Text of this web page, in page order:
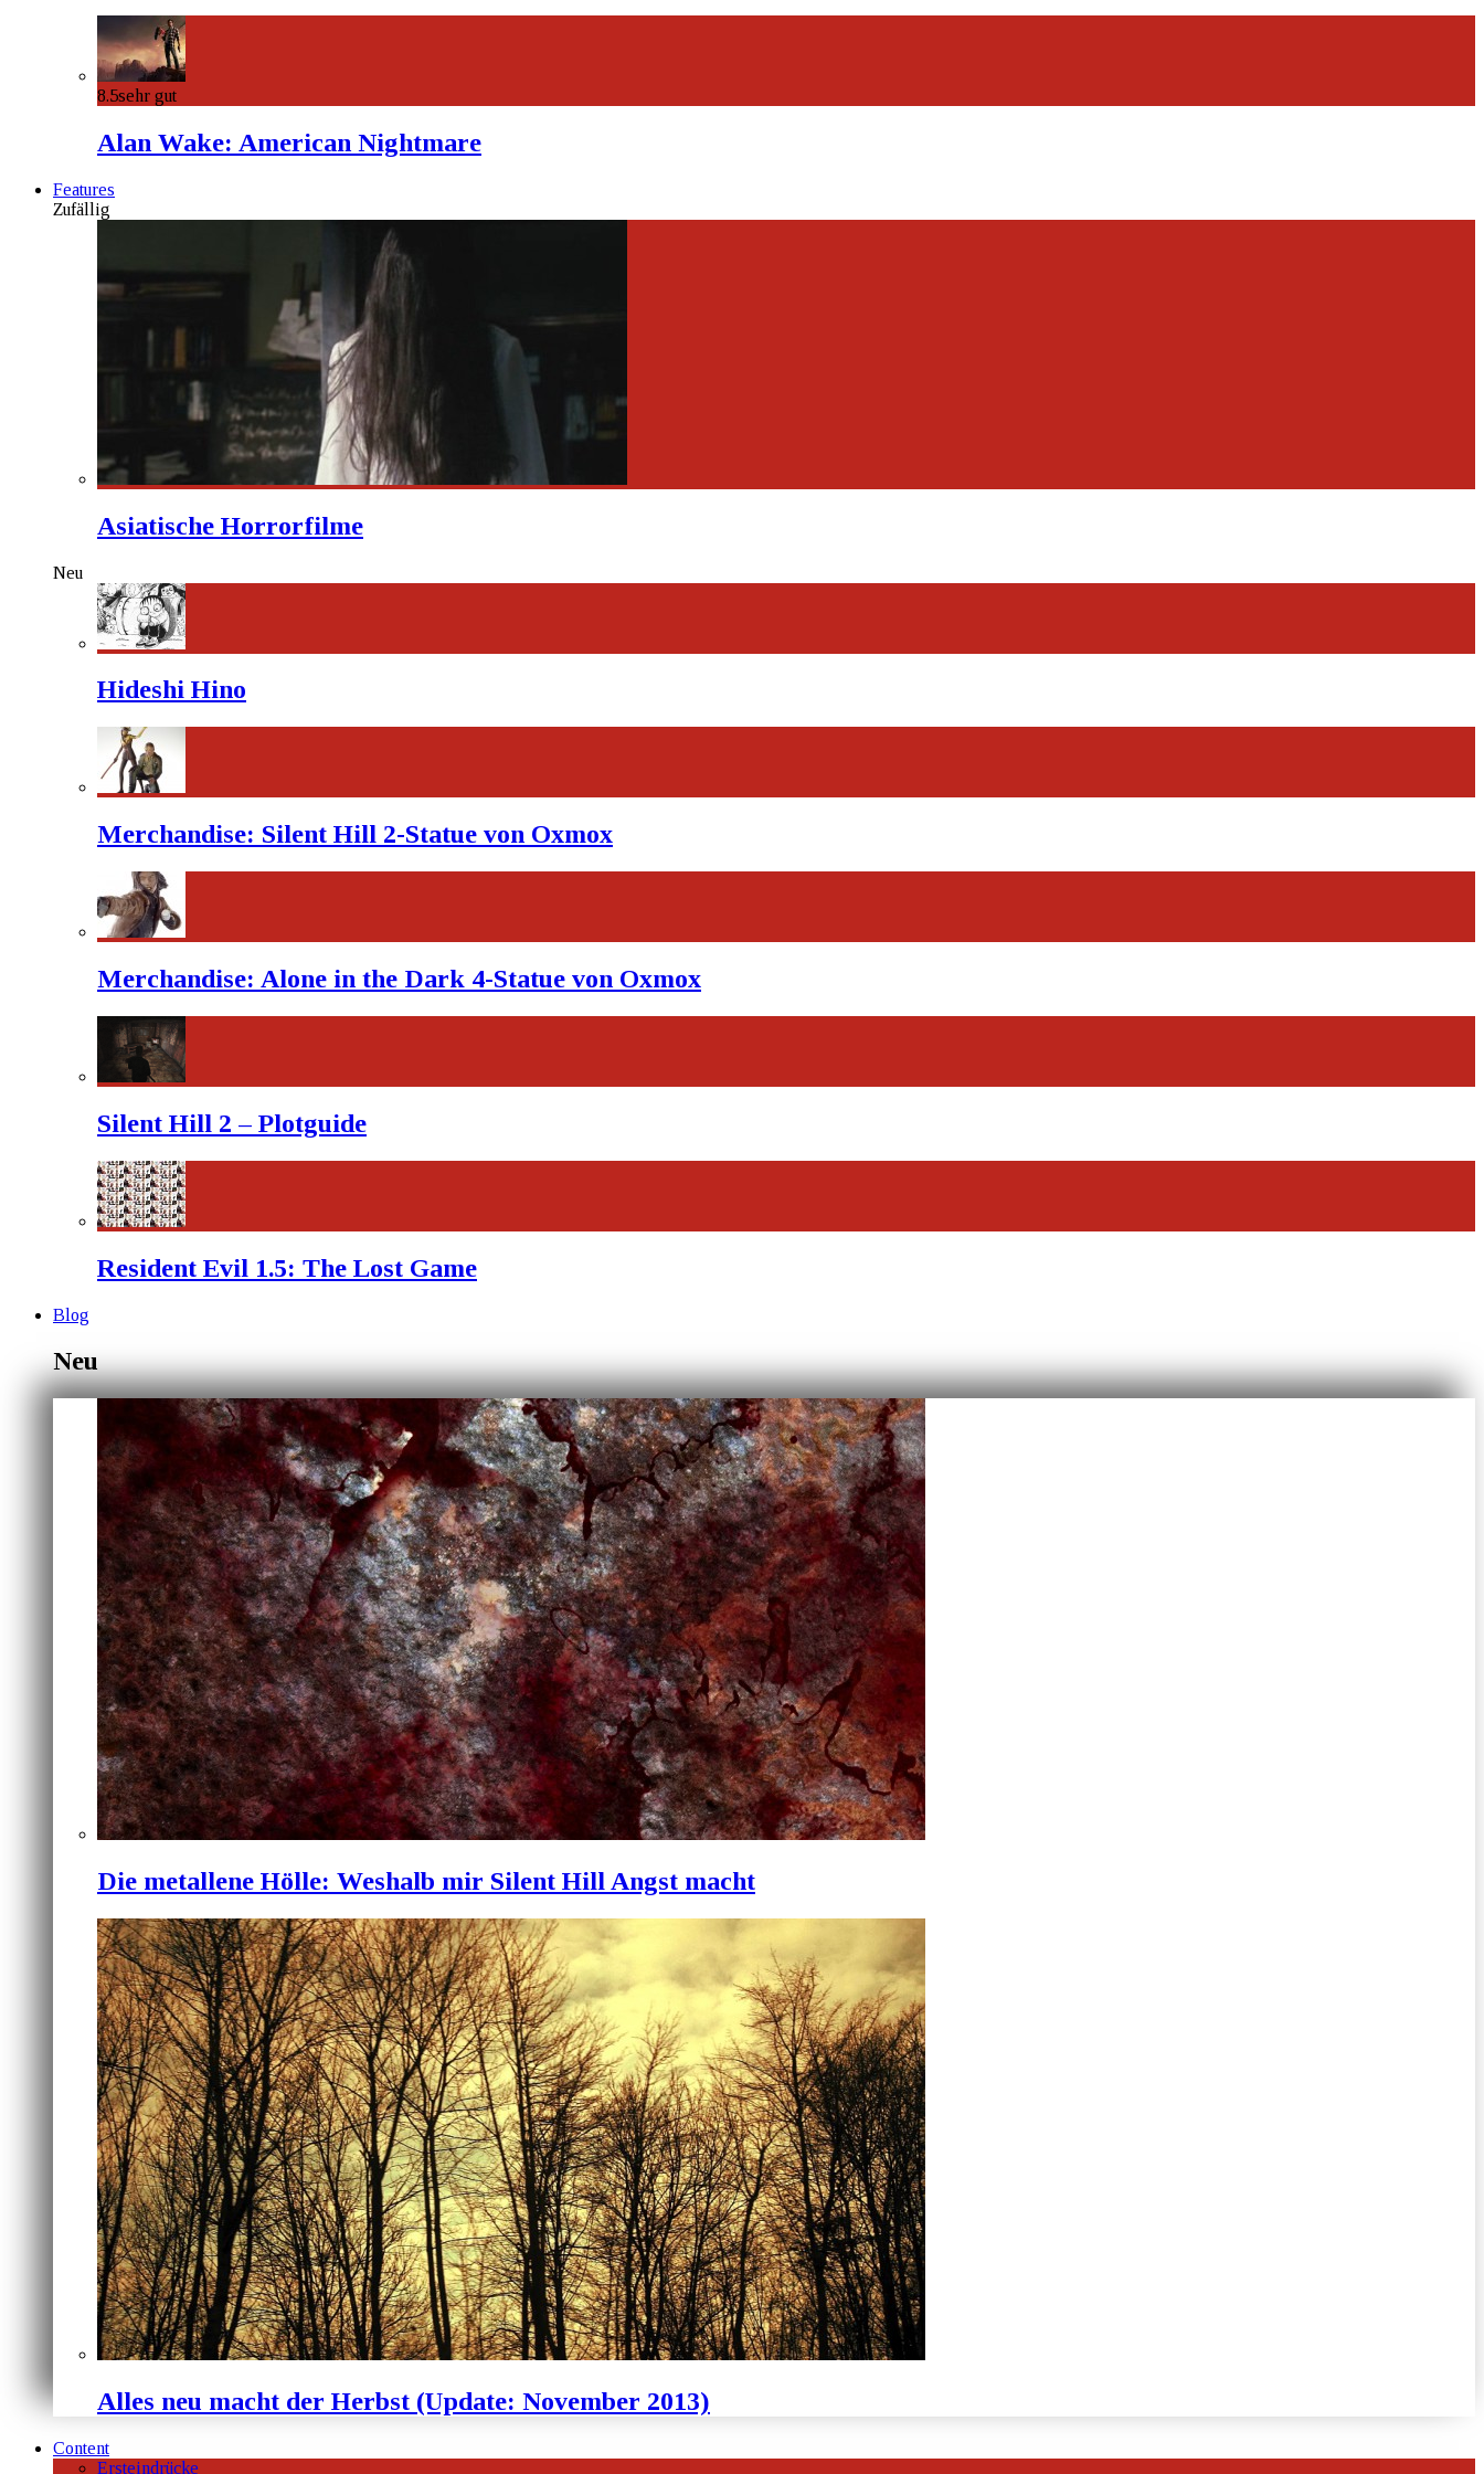
8.5sehr gut
Alan Wake: American Nightmare
Features
Zufällig
Asiatische Horrorfilme
Neu
Hideshi Hino
Merchandise: Silent Hill 2-Statue von Oxmox
Merchandise: Alone in the Dark 4-Statue von Oxmox
Silent Hill 2 – Plotguide
Resident Evil 1.5: The Lost Game
Blog
Neu
Die metallene Hölle: Weshalb mir Silent Hill Angst macht
Alles neu macht der Herbst (Update: November 2013)
Content
Ersteindrücke